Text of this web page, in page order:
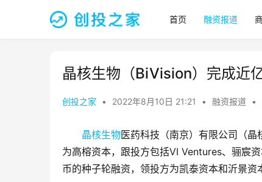
首页 融资报道
晶核生物（BiVision）完成近
创投之家 • 2022年8月10日 21:21 • 融资报道 •
晶核生物医药科技（南京）有限公司（晶
为高榕资本，跟投方包括VI Ventures、骊宸
币的种子轮融资，领投方为凯泰资本和沂景资